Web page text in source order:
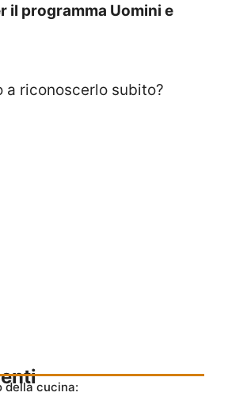
il programma Uomini e
a riconoscerlo subito?
della cucina: